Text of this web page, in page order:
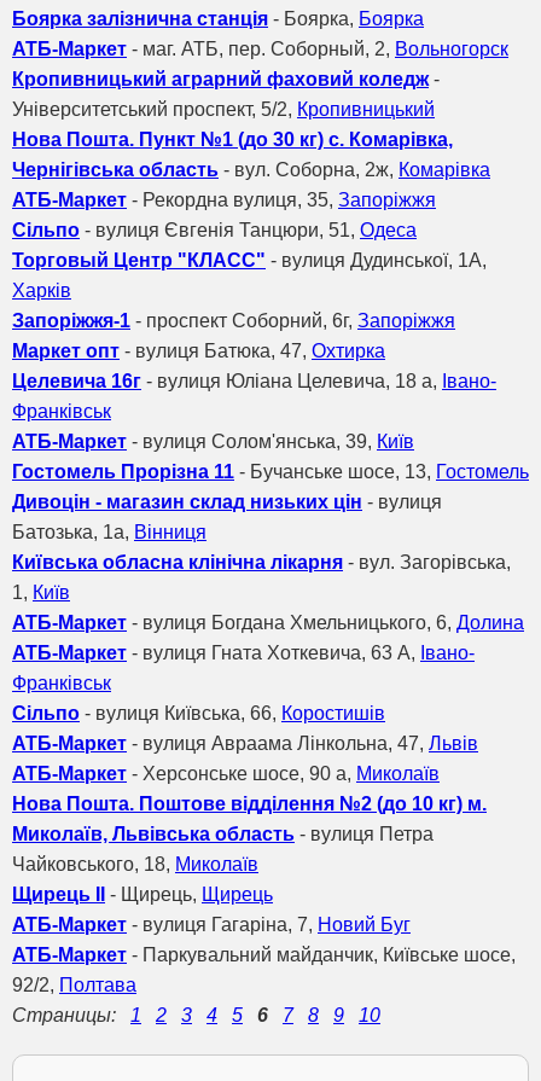
Боярка залізнична станція - Боярка, Боярка
АТБ-Маркет - маг. АТБ, пер. Соборный, 2, Вольногорск
Кропивницький аграрний фаховий коледж-
Університетський проспект, 5/2, Кропивницький
Нова Пошта. Пункт №1 (до 30 кг) с. Комарівка,
Чернігівська область - вул. Соборна, 2ж, Комарівка
АТБ-Маркет - Рекордна вулиця, 35, Запоріжжя
Сільпо - вулиця Євгенія Танцюри, 51, Одеса
Торговый Центр "КЛАСС" - вулиця Дудинської, 1A,
Харків
Запоріжжя-1 - проспект Соборний, 6г, Запоріжжя
Маркет опт - вулиця Батюка, 47, Охтирка
Целевича 16г - вулиця Юліана Целевича, 18 а, Івано-
Франківськ
АТБ-Маркет - вулиця Солом'янська, 39, Київ
Гостомель Прорізна 11 - Бучанське шосе, 13, Гостомель
Дивоцін - магазин склад низьких цін - вулиця
Батозька, 1а, Вінниця
Київська обласна клінічна лікарня - вул. Загорівська,
1, Київ
АТБ-Маркет - вулиця Богдана Хмельницького, 6, Долина
АТБ-Маркет - вулиця Гната Хоткевича, 63 А, Івано-
Франківськ
Сільпо - вулиця Київська, 66, Коростишів
АТБ-Маркет - вулиця Авраама Лінкольна, 47, Львів
АТБ-Маркет - Херсонське шосе, 90 а, Миколаїв
Нова Пошта. Поштове відділення №2 (до 10 кг) м.
Миколаїв, Львівська область - вулиця Петра
Чайковського, 18, Миколаїв
Щирець II
- Щирець, Щирець
АТБ-Маркет - вулиця Гагаріна, 7, Новий Буг
АТБ-Маркет - Паркувальний майданчик, Київське шосе,
92/2, Полтава
Страницы: 1 2 3 4 5 6 7 8 9 10